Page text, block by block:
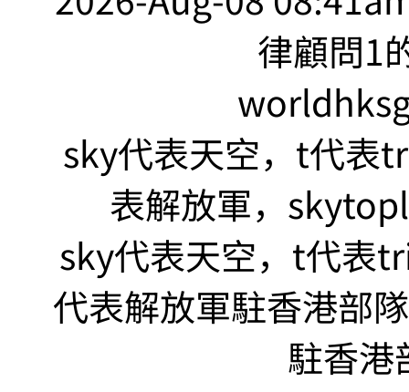
律顧問1
sky代表天空，t代表
表解放軍，
sky代表天空，t代表
代表解放軍駐香港部
駐香港